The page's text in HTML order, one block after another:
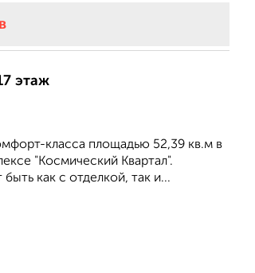
этаж
класса площадью 52,39 кв.м в
"Космический Квартал".
как с отделкой, так и...